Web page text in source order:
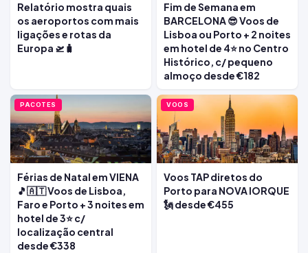
Relatório mostra quais
os aeroportos com mais
ligações e rotas da
Europa 🛫🧳
Fim de Semana em
BARCELONA 😎 Voos de
Lisboa ou Porto + 2 noites
em hotel de 4⭐ no Centro
Histórico, c/ pequeno
almoço desde €182
PACOTES
Férias de Natal em VIENA
🎵🇦🇹 Voos de Lisboa,
Faro e Porto + 3 noites em
hotel de 3⭐ c/
localização central
desde €338
VOOS
Voos TAP diretos do
Porto para NOVA IORQUE
🗽 desde €455